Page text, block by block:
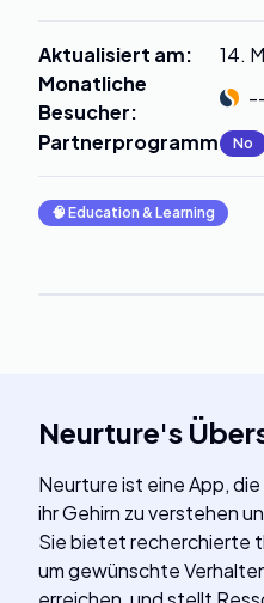
Aktualisiert am:
14.
Monatliche
Besucher:
Partnerprogramm: No
🧠 Education & Learning
Neurture's
Neurture ist eine App,
ihr Gehirn zu verstehen
Sie bietet recherchierte
um gewünschte